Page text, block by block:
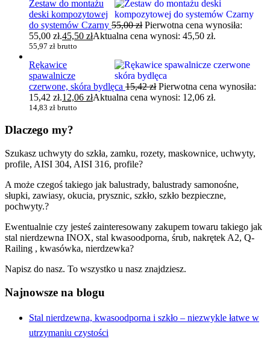
Zestaw do montażu
deski kompozytowej
do systemów Czarny 55,00zł Pierwotna cena wynosiła:
55,00 zł.45,50 złAktualna cena wynosi: 45,50 zł.
55,97 zł brutto
Rękawice
spawalnicze
czerwone, skóra bydlęca 15,42zł Pierwotna cena wynosiła:
15,42 zł.12,06 złAktualna cena wynosi: 12,06 zł.
14,83 zł brutto
Dlaczego my?
Szukasz uchwyty do szkła, zamku, rozety, maskownice, uchwyty,
profile, AISI 304, AISI 316, profile?
A może czegoś takiego jak balustrady, balustrady samonośne,
słupki, zawiasy, okucia, prysznic, szkło, szkło bezpieczne,
pochwyty.?
Ewentualnie czy jesteś zainteresowany zakupem towaru takiego jak
stal nierdzewna INOX, stal kwasoodporna, śrub, nakrętek A2, Q-
Railing , kwasówka, nierdzewka?
Napisz do nasz. To wszystko u nasz znajdziesz.
Najnowsze na blogu
Stal nierdzewna, kwasoodporna i szkło – niezwykle łatwe w
utrzymaniu czystości